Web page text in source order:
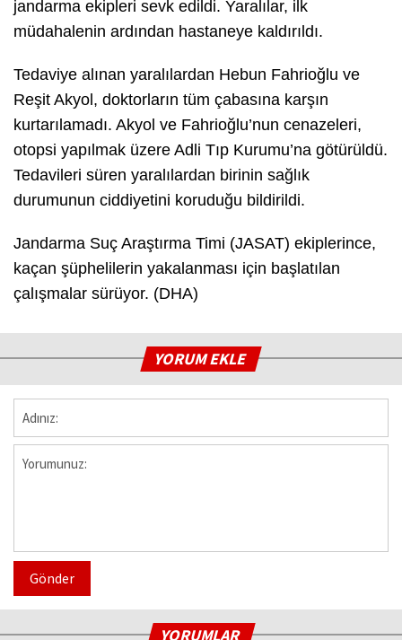
jandarma ekipleri sevk edildi. Yaralılar, ilk
müdahalenin ardından hastaneye kaldırıldı.
Tedaviye alınan yaralılardan Hebun Fahrioğlu ve
Reşit Akyol, doktorların tüm çabasına karşın
kurtarılamadı. Akyol ve Fahrioğlu’nun cenazeleri,
otopsi yapılmak üzere Adli Tıp Kurumu’na götürüldü.
Tedavileri süren yaralılardan birinin sağlık
durumunun ciddiyetini koruduğu bildirildi.
Jandarma Suç Araştırma Timi (JASAT) ekiplerince,
kaçan şüphelilerin yakalanması için başlatılan
çalışmalar sürüyor. (DHA)
YORUM EKLE
Gönder
YORUMLAR